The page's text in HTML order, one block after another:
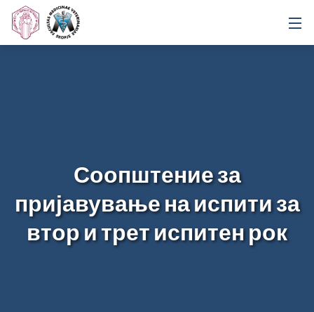
Соопштение за
пријавување на испити за
втор и трет испитен рок